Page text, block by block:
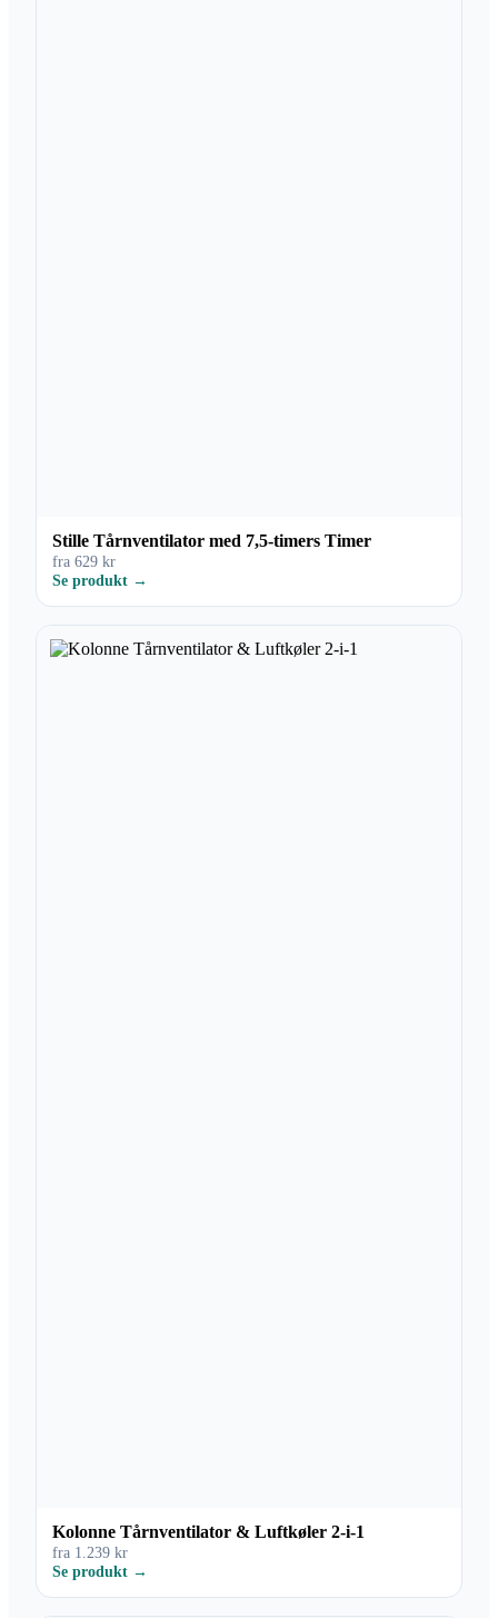
Stille Tårnventilator med 7,5-timers Timer
fra 629 kr
Se produkt →
Kolonne Tårnventilator & Luftkøler 2-i-1
fra 1.239 kr
Se produkt →